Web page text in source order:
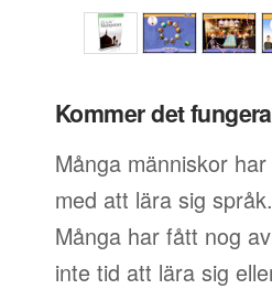
Kommer det
Många människor
med att lära sig
Många har fått nog
inte tid att lära sig